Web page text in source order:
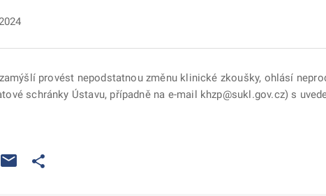
provést nepodstatnou změnu klinické zkoušky, ohlásí
schránky Ústavu, případně na e-mail khzp@sukl.gov.cz) s
na nové kartě
otevře na nové kartě
se otevře na nové kartě